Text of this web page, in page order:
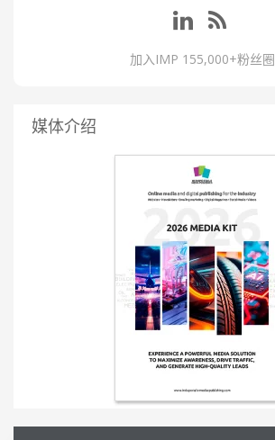
加入IMP 155,000+粉丝圈
媒体介绍